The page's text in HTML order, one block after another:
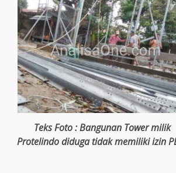
Teks Foto : Bangunan Tower milik
Protelindo diduga tidak memiliki izin